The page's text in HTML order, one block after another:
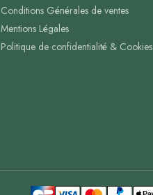
Conditions Générales de ventes
Mentions Légales
Politique de confidentialité & Cookies